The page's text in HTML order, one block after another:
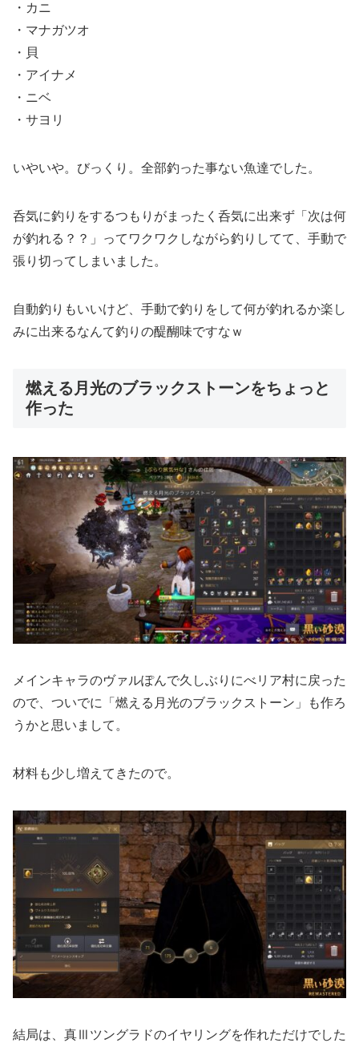
・カニ
・マナガツオ
・貝
・アイナメ
・ニベ
・サヨリ
いやいや。びっくり。全部釣った事ない魚達でした。
呑気に釣りをするつもりがまったく呑気に出来ず「次は何
が釣れる？？」ってワクワクしながら釣りしてて、手動で
張り切ってしまいました。
自動釣りもいいけど、手動で釣りをして何が釣れるか楽し
みに出来るなんて釣りの醍醐味ですなｗ
燃える月光のブラックストーンをちょっと
作った
メインキャラのヴァルぽんで久しぶりにべリア村に戻った
ので、ついでに「燃える月光のブラックストーン」も作ろ
うかと思いまして。
材料も少し増えてきたので。
結局は、真Ⅲツングラドのイヤリングを作れただけでした